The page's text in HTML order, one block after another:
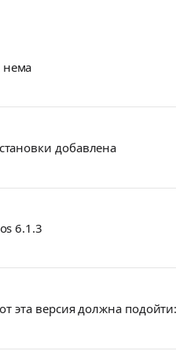
нема
добавлена
6.1.3
эта версия должна